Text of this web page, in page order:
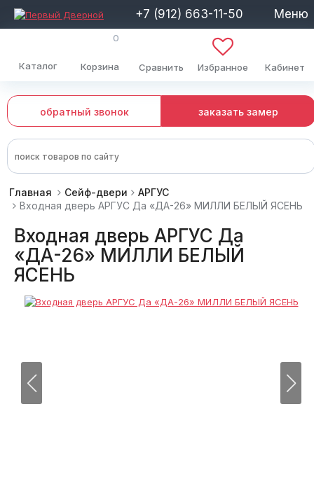
+7 (912) 663-11-50 Меню
Каталог
0
Корзина Сравнить Избранное Кабинет
обратный звонок заказать замер
Главная Сейф-двери
АРГУС
Входная дверь АРГУС Да «ДА-26» МИЛЛИ БЕЛЫЙ ЯСЕНЬ
Входная дверь АРГУС Да
«ДА-26» МИЛЛИ БЕЛЫЙ
ЯСЕНЬ